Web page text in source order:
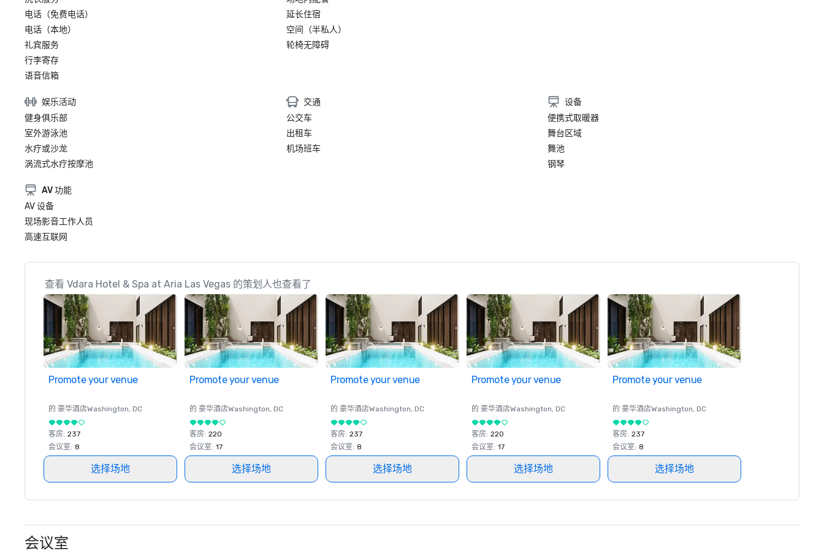
电话（免费电话）
电话（本地）
礼宾服务
行李寄存
语音信箱
延长住宿
空间（半私人）
轮椅无障碍
娱乐活动
健身俱乐部
室外游泳池
水疗或沙龙
涡流式水疗按摩池
交通
公交车
出租车
机场班车
设备
便携式取暖器
舞台区域
舞池
钢琴
AV 功能
AV 设备
现场影音工作人员
高速互联网
查看 Vdara Hotel & Spa at Aria Las Vegas 的策划人也查看了
Promote your venue
的 豪华酒店Washington, DC
客房: 237
会议室: 8
选择场地
Promote your venue
的 豪华酒店Washington, DC
客房: 220
会议室: 17
选择场地
Promote your venue
的 豪华酒店Washington, DC
客房: 237
会议室: 8
选择场地
Promote your venue
的 豪华酒店Washington, DC
客房: 220
会议室: 17
选择场地
Promote your venue
的 豪华酒店Washington, DC
客房: 237
会议室: 8
选择场地
会议室